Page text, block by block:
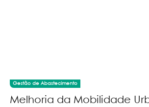
Gestão de Abastecimento
Melhoria da Mobilidade